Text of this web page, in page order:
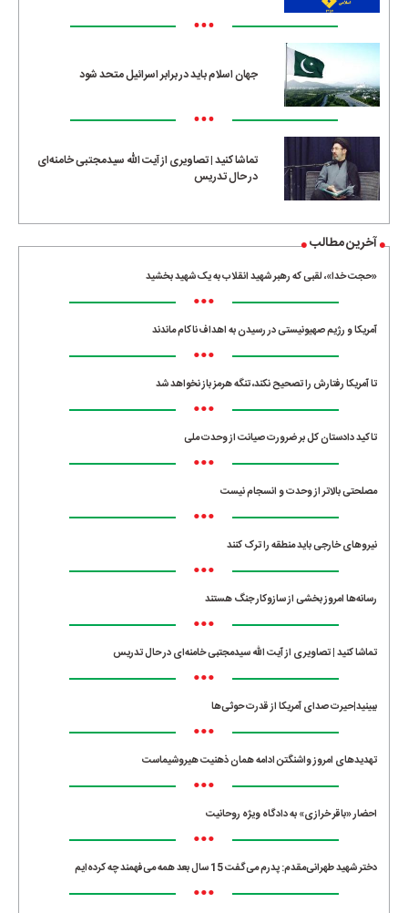
•••
جهان اسلام باید در برابر اسرائیل متحد شود
•••
تماشا کنید | تصاویری از آیت الله سیدمجتبی خامنه‌ای
در حال تدریس
آخرین مطالب
«حجت خدا»، لقبی که رهبر شهید انقلاب به یک شهید بخشید
•••
آمریکا و رژیم صهیونیستی در رسیدن به اهداف ناکام ماندند
•••
تا آمریکا رفتارش را تصحیح نکند، تنگه هرمز باز نخواهد شد
•••
تاکید دادستان کل بر ضرورت صیانت از وحدت ملی
•••
مصلحتی بالاتر از وحدت و انسجام نیست
•••
نیروهای خارجی باید منطقه را ترک کنند
•••
رسانه‌ها امروز بخشی از سازوکار جنگ هستند
•••
تماشا کنید | تصاویری از آیت الله سیدمجتبی خامنه‌ای در حال تدریس
•••
ببینید|حیرت صدای آمریکا از قدرت حوثی‌ها
•••
تهدیدهای امروز واشنگتن ادامه همان ذهنیت هیروشیماست
•••
احضار «باقر خرازی» به دادگاه ویژه روحانیت
•••
دختر شهید طهرانی‌مقدم: پدرم می‌گفت 15 سال بعد همه می‌فهمند چه کرده‌ایم
•••